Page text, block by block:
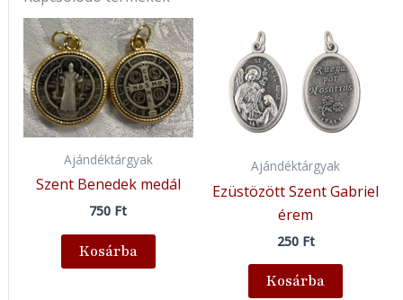
Ajándéktárgyak
Szent Benedek medál
750 Ft
Kosárba
Ajándéktárgyak
Ezüstözött Szent Gabriel
érem
250 Ft
Kosárba